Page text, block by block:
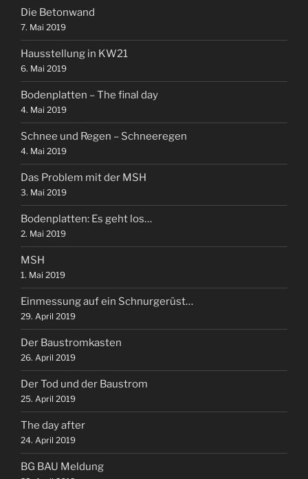
Die Betonwand
7. Mai 2019
Hausstellung in KW21
6. Mai 2019
Bodenplatten – The final day
4. Mai 2019
Schnee und Regen – Schneeregen
4. Mai 2019
Das Problem mit der MSH
3. Mai 2019
Bodenplatten: Es geht los…
2. Mai 2019
MSH
1. Mai 2019
Einmessung auf ein Schnurgerüst…
29. April 2019
Der Baustromkasten
26. April 2019
Der Tod und der Baustrom
25. April 2019
The day after
24. April 2019
BG BAU Meldung